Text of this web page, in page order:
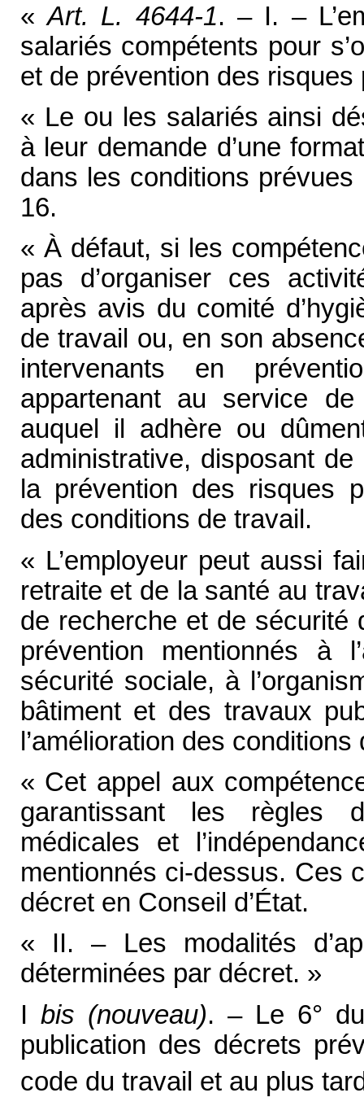
«Art. L. 4644-1. – I. –
salariés compétents pour
et de prévention des risques
« Le ou les salariés ainsi
à leur demande d’une
dans les conditions
16.
« À défaut, si les
pas d’organiser ces
après avis du comité
de travail ou, en son
intervenants en
appartenant au service
auquel il adhère ou
administrative, disposant
la prévention des risques
des conditions de travail.
« L’employeur peut aussi
retraite et de la santé au
de recherche et de sécurité
prévention mentionnés à
sécurité sociale, à
bâtiment et des travaux
l’amélioration des
« Cet appel aux
garantissant les règles
médicales et
mentionnés ci-dessus. Ces
décret en Conseil d’État.
« II. – Les modalités
déterminées par décret. »
I bis (nouveau). – Le 6°
publication des décrets
code du travail et au plus